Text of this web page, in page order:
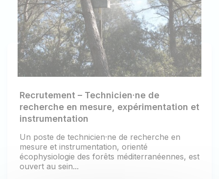
Recrutement – Technicien·ne de
recherche en mesure, expérimentation et
instrumentation
Un poste de technicien·ne de recherche en
mesure et instrumentation, orienté
écophysiologie des forêts méditerranéennes, est
ouvert au sein...